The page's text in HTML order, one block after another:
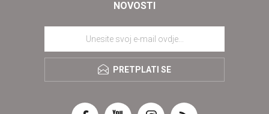
NOVOSTI
PRETPLATI SE